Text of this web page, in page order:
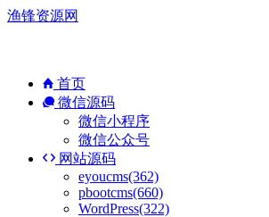
渔锋资源网
首页
微信源码
微信小程序
微信公众号
网站源码
eyoucms(362)
pbootcms(660)
WordPress(322)